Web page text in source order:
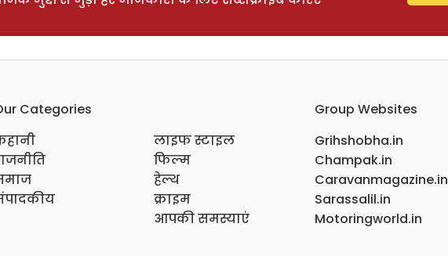
Categories
लाइफ स्टाइल
फिल्म
हेल्थ
क्राइम
आपकी समस्याएं
Group Websites
Grihshobha.in
Champak.in
Caravanmagazine.in
Sarassalil.in
Motoringworld.in